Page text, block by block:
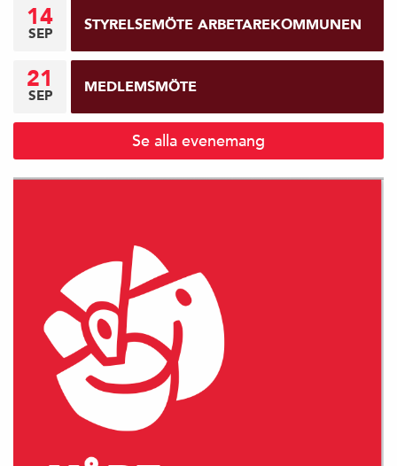
14
SEP STYRELSEMÖTE ARBETAREKOMMUNEN
21
SEP MEDLEMSMÖTE
Se alla evenemang